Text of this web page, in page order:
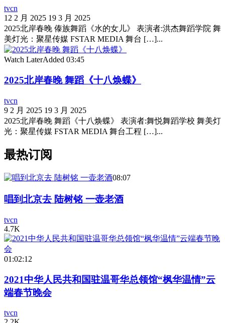
tvcn
12 2 月 2025 19 3 月 2025
2025北岸春晚 傣族舞蹈《水的女儿》 表演者:洪杰舞蹈学院 舞
美灯光：聚星传媒 FSTAR MEDIA 舞台 […]...
Watch LaterAdded 03:45
2025北岸春晚 舞蹈《十八焕蝶》
tvcn
9 2 月 2025 19 3 月 2025
2025北岸春晚 舞蹈《十八焕蝶》 表演者:舞悦舞蹈学校 舞美灯
光：聚星传媒 FSTAR MEDIA 舞台工程 […]...
最热订阅
08:07
唱到北京去 陆树铭 一壶老酒
tvcn
4.7K
01:02:12
2021中华人民共和国驻温哥华总领馆“枫华温情”云
端春节晚会
tvcn